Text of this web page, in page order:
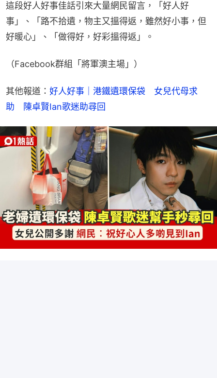
這段好人好事佳話引來大量網民留言，「好人好
事」、「路不拾遺，物主又搵得返，雖然好小事，但
好暖心」、「做得好，好彩搵得返」。
（Facebook群組「將軍澳主場」）
其他報道： 好人好事｜港鐵遺環保袋　女兒代母求
助　陳卓賢Ian歌迷助尋回